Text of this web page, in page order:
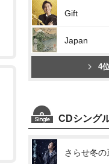
Gift
Japan
4
CDシング
さらせ冬の